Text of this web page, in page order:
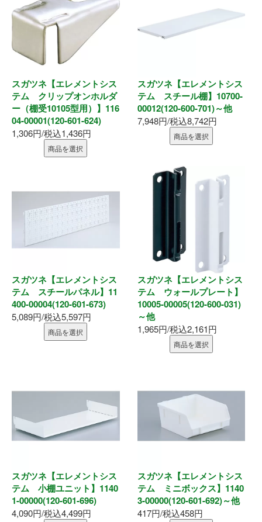
内装部材
水廻り
物干し
換気部材
通気部材
外装部材
外構部材
表札
現場用品
エアー工具
電動工具
電動工具アクセサリ
墨出器・距離計
スガツネ【エレメントシス
テム クリップオンホルダ
ー（棚受10105型用）】116
04-00001(120-601-624)
1,306円/税込1,436円
商品を選択
スガツネ【エレメントシス
テム スチール棚】10700-
00012(120-600-701)～他
7,948円/税込8,742円
商品を選択
スガツネ【エレメントシス
テム スチールパネル】11
400-00004(120-601-673)
5,089円/税込5,597円
商品を選択
スガツネ【エレメントシス
テム ウォールプレート】
10005-00005(120-600-031)
～他
1,965円/税込2,161円
商品を選択
スガツネ【エレメントシス
テム 小棚ユニット】1140
1-00000(120-601-696)
4,090円/税込4,499円
スガツネ【エレメントシス
テム ミニボックス】1140
3-00000(120-601-692)～他
417円/税込458円